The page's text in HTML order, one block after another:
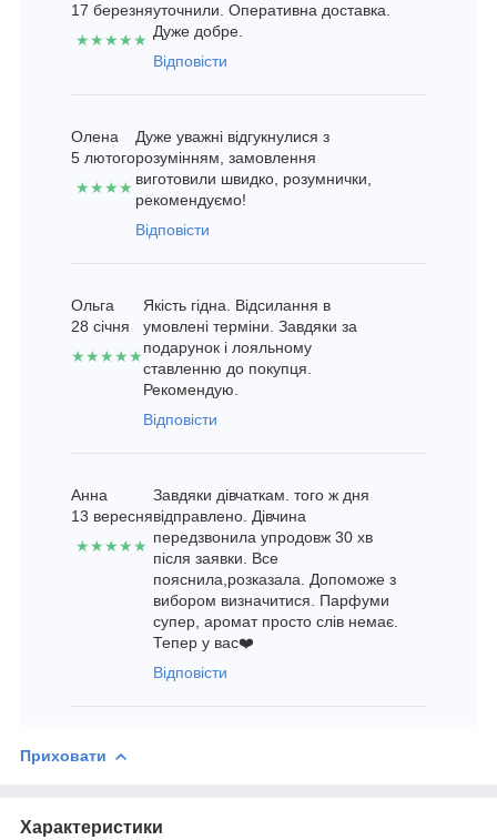
17 березня
★★★★★
уточнили. Оперативна доставка.
Дуже добре.
Відповісти
Олена
5 лютого
★★★★
Дуже уважні відгукнулися з
розумінням, замовлення
виготовили швидко, розумнички,
рекомендуємо!
Відповісти
Ольга
28 січня
★★★★★
Якість гідна. Відсилання в
умовлені терміни. Завдяки за
подарунок і лояльному
ставленню до покупця.
Рекомендую.
Відповісти
Анна
13 вересня
★★★★★
Завдяки дівчаткам. того ж дня
відправлено. Дівчина
передзвонила упродовж 30 хв
після заявки. Все
пояснила,розказала. Допоможе з
вибором визначитися. Парфуми
супер, аромат просто слів немає.
Тепер у вас❤️
Відповісти
Приховати
Характеристики